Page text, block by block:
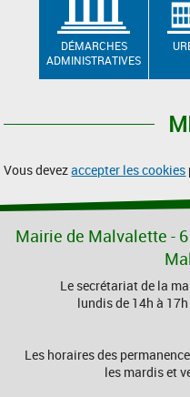
DÉMARCHES
ADMINISTRATIVES
Vous devezaccepter les cookies
Mairie de Malvalette -
Le secrétariat de la
lundis de 14h à
Les horaires des
les mardis et